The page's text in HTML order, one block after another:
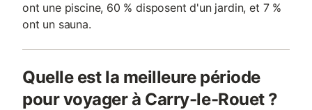
ont une piscine, 60 % disposent d'un jardin, et 7 %
ont un sauna.
Quelle est la meilleure période
pour voyager à Carry-le-Rouet ?